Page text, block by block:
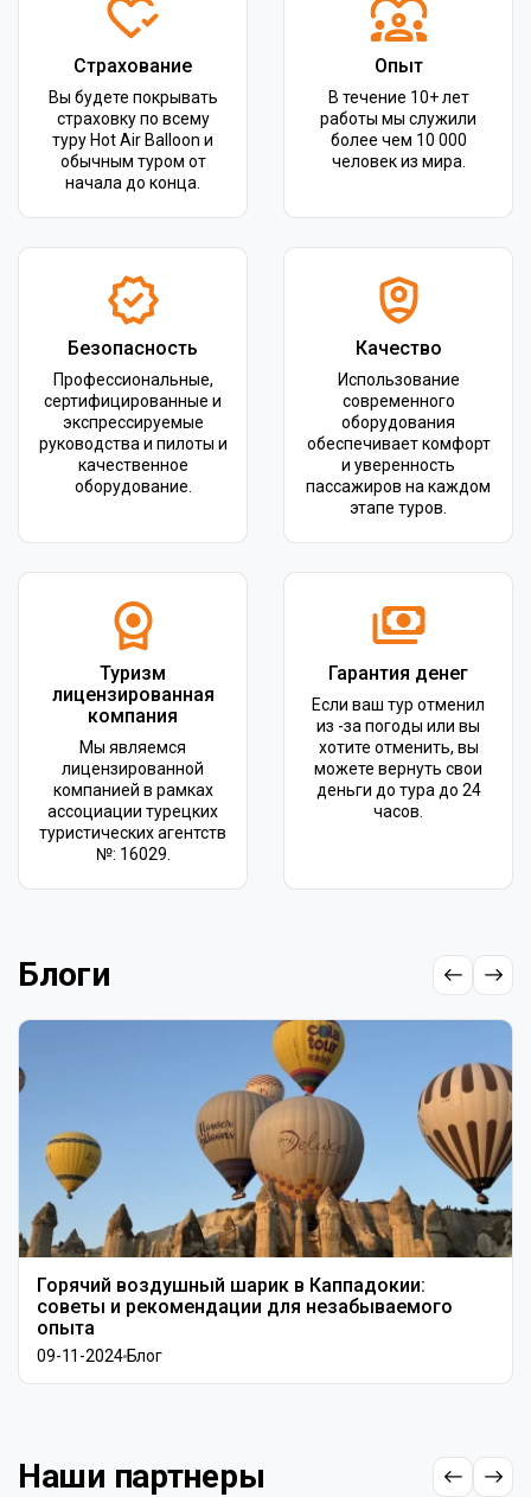
Страхование
Вы будете покрывать
страховку по всему
туру Hot Air Balloon и
обычным туром от
начала до конца.
Опыт
В течение 10+ лет
работы мы служили
более чем 10 000
человек из мира.
Безопасность
Профессиональные,
сертифицированные и
экспрессируемые
руководства и пилоты и
качественное
оборудование.
Качество
Использование
современного
оборудования
обеспечивает комфорт
и уверенность
пассажиров на каждом
этапе туров.
Туризм
лицензированная
компания
Мы являемся
лицензированной
компанией в рамках
ассоциации турецких
туристических агентств
№: 16029.
Гарантия денег
Если ваш тур отменил
из -за погоды или вы
хотите отменить, вы
можете вернуть свои
деньги до тура до 24
часов.
Блоги
Горячий воздушный шарик в Каппадокии:
советы и рекомендации для незабываемого
опыта
09-11-2024Блог
Наши партнеры